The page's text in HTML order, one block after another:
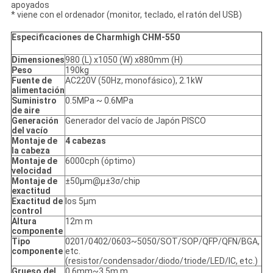
apoyados
* viene con el ordenador (monitor, teclado, el ratón del USB)
Especificaciones de Charmhigh CHM-550
Dimensiones980 (L) x1050 (W) x880mm (H)
Peso
190kg
Fuente de
alimentación
AC220V (50Hz, monofásico), 2.1kW
Suministro
de aire
0.5MPa ~ 0.6MPa
Generación
del vacío
Generador del vacío de Japón PISCO
Montaje de
la cabeza
4 cabezas
Montaje de
velocidad
6000cph (óptimo)
Montaje de
exactitud
±50μm@μ±3σ/chip
Exactitud de
control
los 5μm
Altura
componente
12m m
Tipo
componente
0201/0402/0603~5050/SOT/SOP/QFP/QFN/BGA,
etc.
(resistor/condensador/diodo/triode/LED/IC, etc.)